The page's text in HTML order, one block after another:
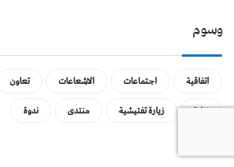
وسوم
اتفاقية اجتماعات الاشعاعات تعاون
زيارة
زيارة تفتيشية منتدى ندوة